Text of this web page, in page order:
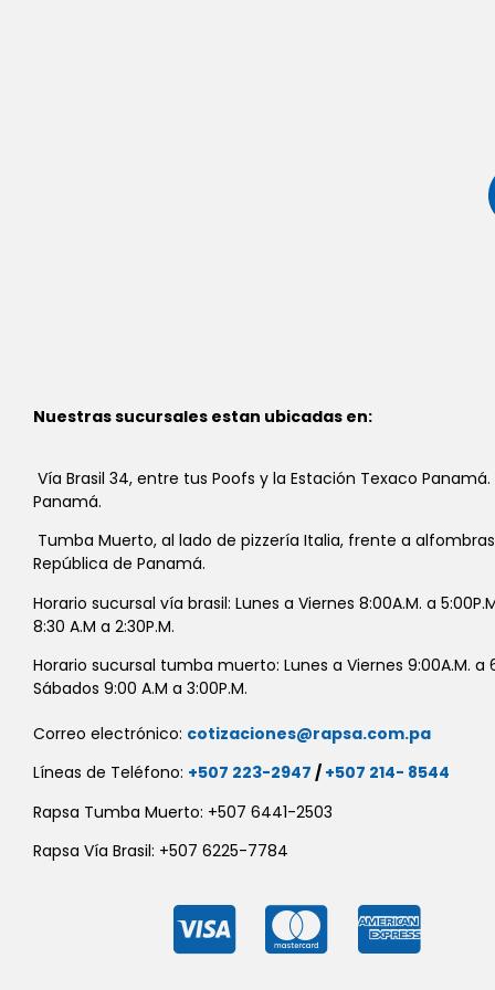
Nuestras sucursales estan ubicadas en:
Vía Brasil 34, entre tus Poofs y la Estación Texaco
Panamá.
Tumba Muerto, al lado de pizzería Italia, frente a
República de Panamá.
Horario sucursal vía brasil: Lunes a Viernes 8:00A.M. a
8:30 A.M a 2:30P.M.
Horario sucursal tumba muerto: Lunes a Viernes 9:00A.M. a
Sábados 9:00 A.M a 3:00P.M.
Correo electrónico: cotizaciones@rapsa.com.pa
Líneas de Teléfono: +507 223-2947 / +507 214- 8544
Rapsa Tumba Muerto: +507 6441-2503
Rapsa Vía Brasil: +507 6225-7784